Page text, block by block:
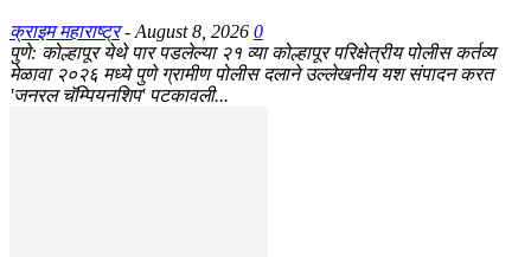
क्राइम महाराष्ट्र - August 8, 2026 0
पुणे: कोल्हापूर येथे पार पडलेल्या २१ व्या कोल्हापूर परिक्षेत्रीय पोलीस कर्तव्य
मेळावा २०२६ मध्ये पुणे ग्रामीण पोलीस दलाने उल्लेखनीय यश संपादन करत
'जनरल चॅम्पियनशिप' पटकावली...